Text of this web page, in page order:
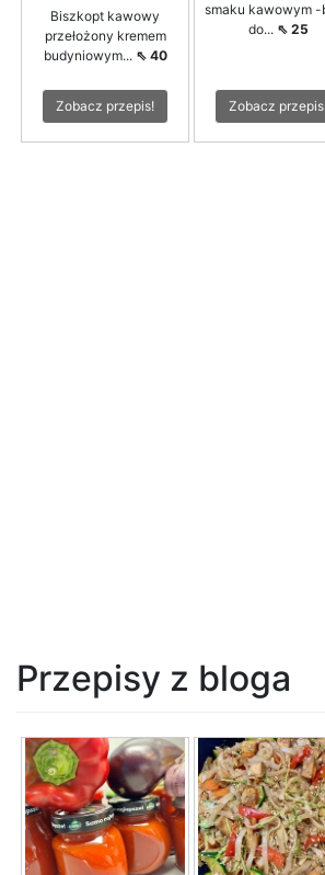
Biszkopt kawowy
przełożony kremem
budyniowym... ⇖ 40
Zobacz przepis!
smaku kawowym -
do... ⇖ 25
Zobacz
Przepisy z bloga